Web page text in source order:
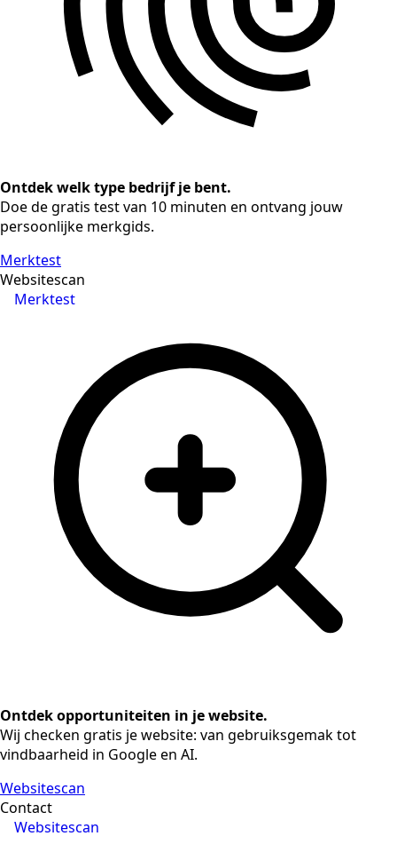
Ontdek welk type bedrijf je bent.
Doe de gratis test van 10 minuten en ontvang jouw
persoonlijke merkgids.
Merktest
Merktest
Websitescan
Ontdek opportuniteiten in je website.
Wij checken gratis je website: van gebruiksgemak tot
vindbaarheid in Google en AI.
Websitescan
Websitescan
Contact